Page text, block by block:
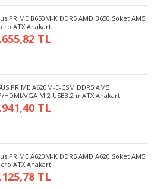
PRIME B650M-K DDR5 AMD B650 Soket AM5
ATX Anakart
TL
PRIME A620M-E-CSM DDR5 AM5
HDMI/VGA M.2 USB3.2 mATX Anakart
TL
PRIME A620M-K DDR5 AMD A620 Soket AM5
ATX Anakart
TL